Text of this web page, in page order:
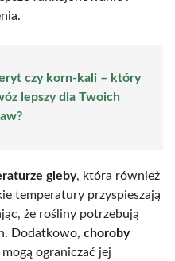
czy korn-kali – który
lepszy dla Twoich
gleby, która również
temperatury przyspieszają
że rośliny potrzebują
Dodatkowo, choroby
ograniczać jej